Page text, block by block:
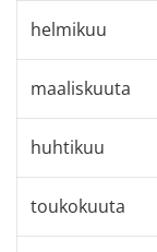
helmikuu
maaliskuuta
huhtikuu
toukokuuta